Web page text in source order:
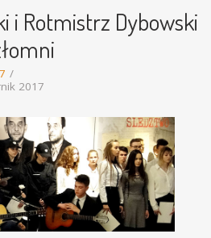
i Rotmistrz Dybowski
2017